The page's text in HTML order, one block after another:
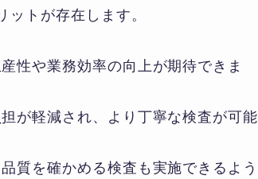
トが存在します。
性や業務効率の向上が期待できま
が軽減され、より丁寧な検査が可能
質を確かめる検査も実施できるよう